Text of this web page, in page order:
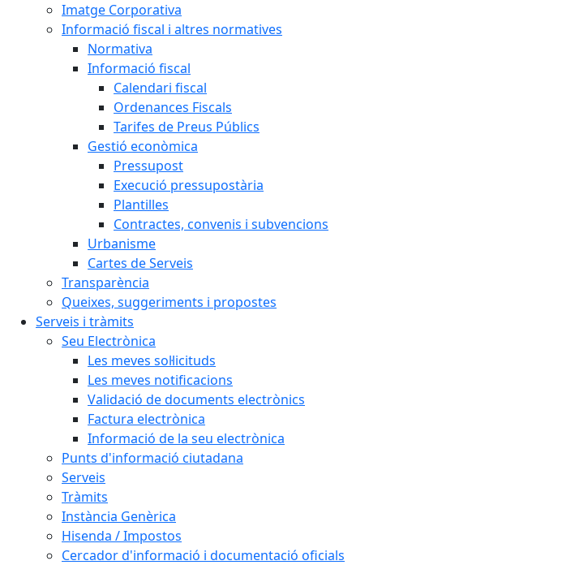
Imatge Corporativa
Informació fiscal i altres normatives
Normativa
Informació fiscal
Calendari fiscal
Ordenances Fiscals
Tarifes de Preus Públics
Gestió econòmica
Pressupost
Execució pressupostària
Plantilles
Contractes, convenis i subvencions
Urbanisme
Cartes de Serveis
Transparència
Queixes, suggeriments i propostes
Serveis i tràmits
Seu Electrònica
Les meves sol·licituds
Les meves notificacions
Validació de documents electrònics
Factura electrònica
Informació de la seu electrònica
Punts d'informació ciutadana
Serveis
Tràmits
Instància Genèrica
Hisenda / Impostos
Cercador d'informació i documentació oficials